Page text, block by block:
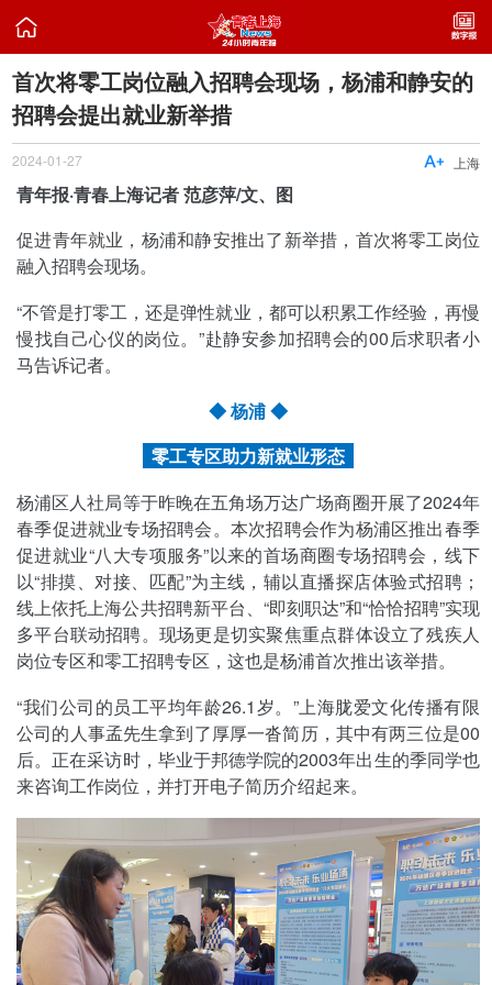

首次将零工岗位融入招聘会现场，杨浦和静安的
招聘会提出就业新举措
2024-01-27 上海

青年报·青春上海记者 范彦萍/文、图
促进青年就业，杨浦和静安推出了新举措，首次将零工岗位
融入招聘会现场。
“不管是打零工，还是弹性就业，都可以积累工作经验，再慢
慢找自己心仪的岗位。”赴静安参加招聘会的00后求职者小
马告诉记者。
◆ 杨浦 ◆
零工专区助力新就业形态
杨浦区人社局等于昨晚在五角场万达广场商圈开展了2024年
春季促进就业专场招聘会。本次招聘会作为杨浦区推出春季
促进就业“八大专项服务”以来的首场商圈专场招聘会，线下
以“排摸、对接、匹配”为主线，辅以直播探店体验式招聘；
线上依托上海公共招聘新平台、“即刻职达”和“恰恰招聘”实现
多平台联动招聘。现场更是切实聚焦重点群体设立了残疾人
岗位专区和零工招聘专区，这也是杨浦首次推出该举措。
“我们公司的员工平均年龄26.1岁。”上海胧爱文化传播有限
公司的人事孟先生拿到了厚厚一沓简历，其中有两三位是00
后。正在采访时，毕业于邦德学院的2003年出生的季同学也
来咨询工作岗位，并打开电子简历介绍起来。